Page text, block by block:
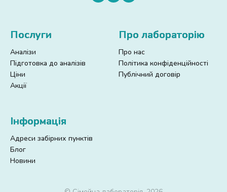
Послуги
Аналізи
Підготовка до аналізів
Ціни
Акції
Про лабораторію
Про нас
Політика конфіденційності
Публічний договір
Інформація
Адреси забірних пунктів
Блог
Новини